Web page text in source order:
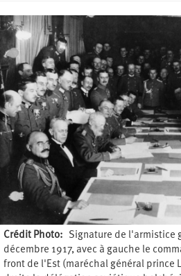
Crédit Photo
Signature de l'armistice
décembre 1917, avec à gauche le
front de l'Est (maréchal général prince